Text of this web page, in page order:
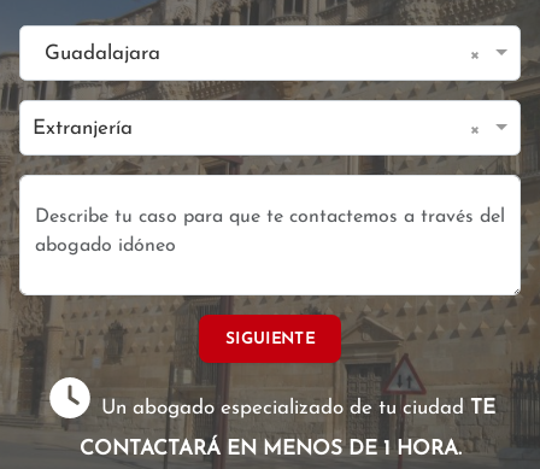
Guadalajara ×
Extranjería ×
SIGUIENTE
Un abogado especializado de tu ciudad TE
CONTACTARÁ EN MENOS DE 1 HORA.